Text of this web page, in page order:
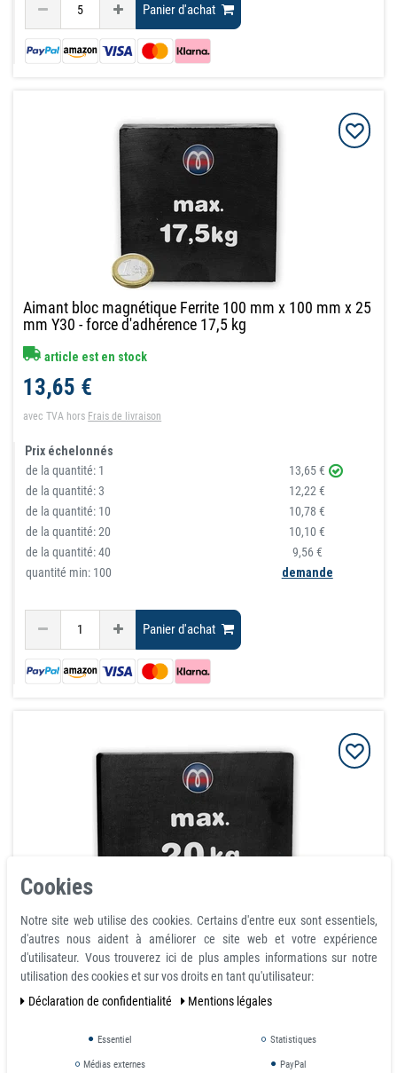
Panier d'achat
Aimant bloc magnétique Ferrite 100 mm x 100 mm x 25
mm Y30 - force d'adhérence 17,5 kg
article est en stock
13,65 €
avec TVA hors Frais de livraison
Prix échelonnés
de la quantité: 1
13,65 €
de la quantité:3
12,22 €
de la quantité: 10
10,78 €
de la quantité:20
10,10 €
de la quantité:40
9,56 €
quantité min: 100
demande
Panier d'achat
Aimant bloc magnétique Ferrite 150 mm x 100 mm x 20
mm Y35 - force d'adhérence 20 kg
article est en stock
21,22 €
Frais de livraison
Cookies
Notre site web utilise des cookies. Certains d'entre eux sont essentiels,
d'autres nous aident à améliorer ce site web et votre expérience
d'utilisateur. Vous trouverez ici de plus amples informations sur notre
utilisation des cookies et sur vos droits en tant qu'utilisateur:
Déclaration de confidentialité
Mentions légales
Essentiel Statistiques
Médias externes PayPal